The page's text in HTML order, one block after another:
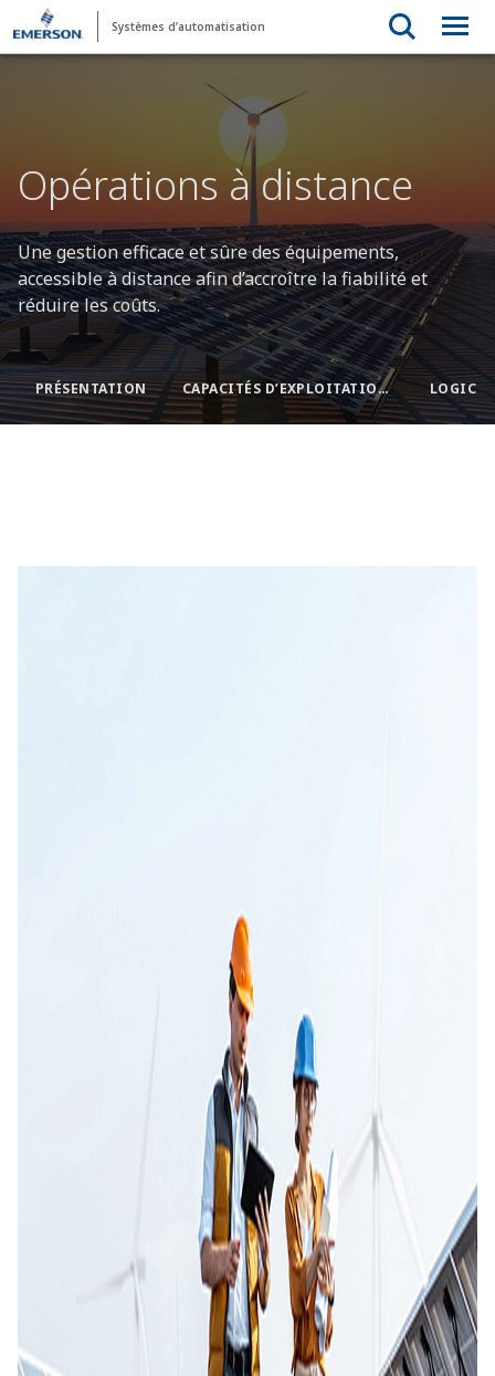
Systèmes d’automatisation
Opérations à distance
Une gestion efficace et sûre des équipements,
accessible à distance afin d’accroître la fiabilité et
réduire les coûts.
PRÉSENTATION CAPACITÉS D’EXPLOITATION À DISTANCE